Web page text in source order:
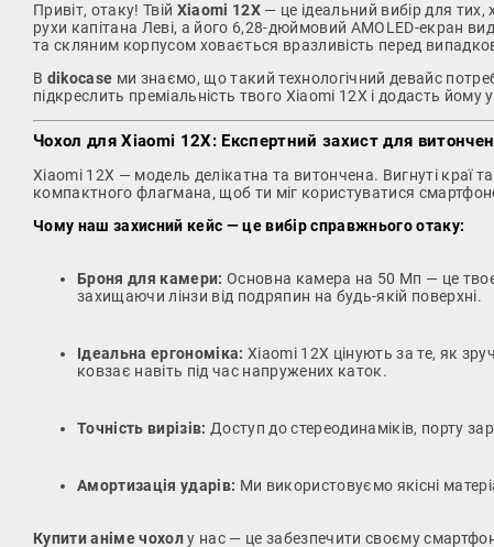
Привіт, отаку! Твій Xiaomi 12X — це ідеальний вибір для
рухи капітана Леві, а його 6,28-дюймовий AMOLED-екран
та скляним корпусом ховається вразливість перед
В dikocase ми знаємо, що такий технологічний девайс
підкреслить преміальність твого Xiaomi 12X і додасть йому
Чохол для Xiaomi 12X: Експертний захист для
Xiaomi 12X — модель делікатна та витончена. Вигнуті краї
компактного флагмана, щоб ти міг користуватися
Чому наш захисний кейс — це вибір справжнього отаку:
Броня для камери: Основна камера на 50 Мп — це твоє
захищаючи лінзи від подряпин на будь-якій поверхні.
Ідеальна ергономіка: Xiaomi 12X цінують за те, як
ковзає навіть під час напружених каток.
Точність вирізів: Доступ до стереодинаміків, порту
Амортизація ударів: Ми використовуємо якісні
Купити аніме чохолу нас — це забезпечити своєму